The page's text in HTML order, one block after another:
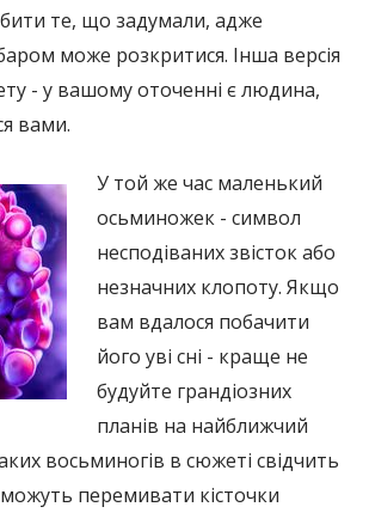
те, що задумали, адже
може розкритися. Інша версія
- у вашому оточенні є людина,
вами.
У той же час маленький
осьминожек - символ
несподіваних звісток або
незначних клопоту. Якщо
вам вдалося побачити
його уві сні - краще не
будуйте грандіозних
планів на найближчий
восьминогів в сюжеті свідчить
перемивати кісточки